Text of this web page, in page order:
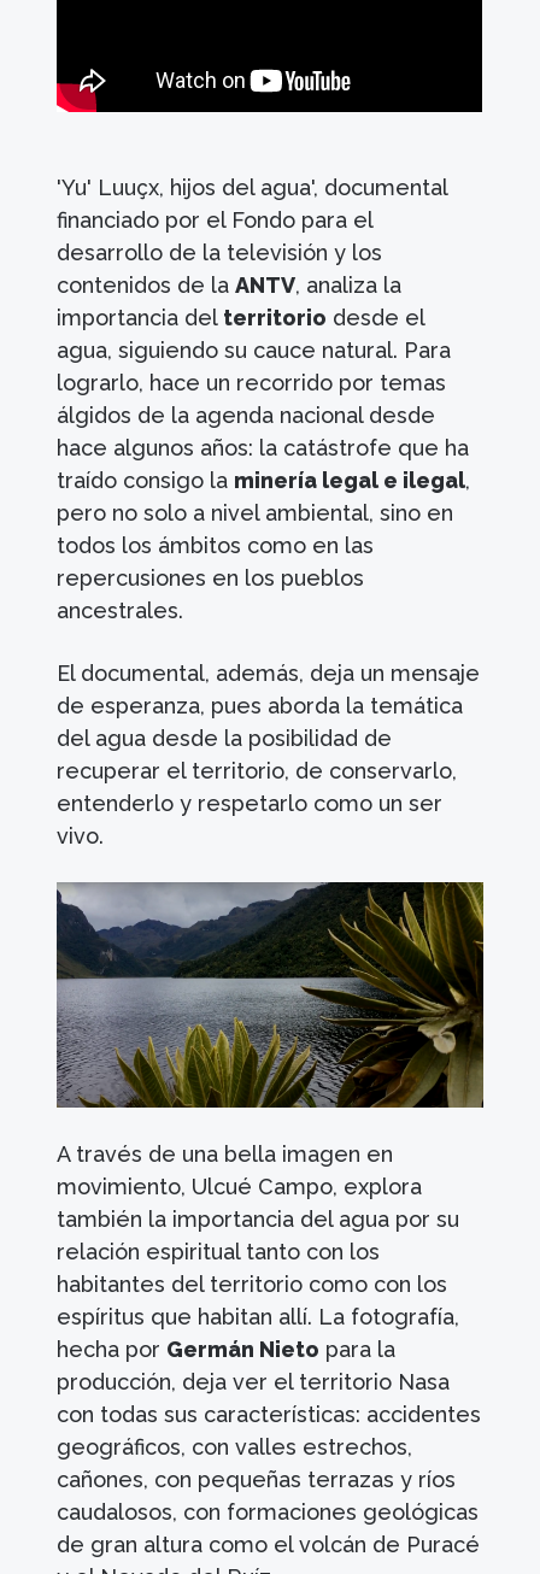
'Yu' Luuçx, hijos del agua', documental
financiado por el Fondo para el
desarrollo de la televisión y los
contenidos de laANTV, analiza la
importancia del territorio desde el
agua, siguiendo su cauce natural. Para
lograrlo, hace un recorrido por temas
álgidos de la agenda nacional desde
hace algunos años: la catástrofe que ha
traído consigo la minería legal e ilegal,
pero no solo a nivel ambiental, sino en
todos los ámbitos como en las
repercusiones en los pueblos
ancestrales.
El documental, además, deja un mensaje
de esperanza, pues aborda la temática
del agua desde la posibilidad de
recuperar el territorio, de conservarlo,
entenderlo y respetarlo como un ser
vivo.
A través de una bella imagen en
movimiento, Ulcué Campo, explora
también la importancia del agua por su
relación espiritual tanto con los
habitantes del territorio como con los
espíritus que habitan allí. La fotografía,
hecha por Germán Nieto para la
producción, deja ver el territorio Nasa
con todas sus características: accidentes
geográficos, con valles estrechos,
cañones, con pequeñas terrazas y ríos
caudalosos, con formaciones geológicas
de gran altura como el volcán de Puracé